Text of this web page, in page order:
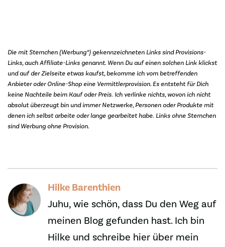
Die mit Sternchen (Werbung*) gekennzeichneten Links sind Provisions-
Links, auch Affiliate-Links genannt. Wenn Du auf einen solchen Link klickst
und auf der Zielseite etwas kaufst, bekomme ich vom betreffenden
Anbieter oder Online-Shop eine Vermittlerprovision. Es entsteht für Dich
keine Nachteile beim Kauf oder Preis. Ich verlinke nichts, wovon ich nicht
absolut überzeugt bin und immer Netzwerke, Personen oder Produkte mit
denen ich selbst arbeite oder lange gearbeitet habe. Links ohne Sternchen
sind Werbung ohne Provision.
Hilke Barenthien
Juhu, wie schön, dass Du den Weg auf
meinen Blog gefunden hast. Ich bin
Hilke und schreibe hier über mein